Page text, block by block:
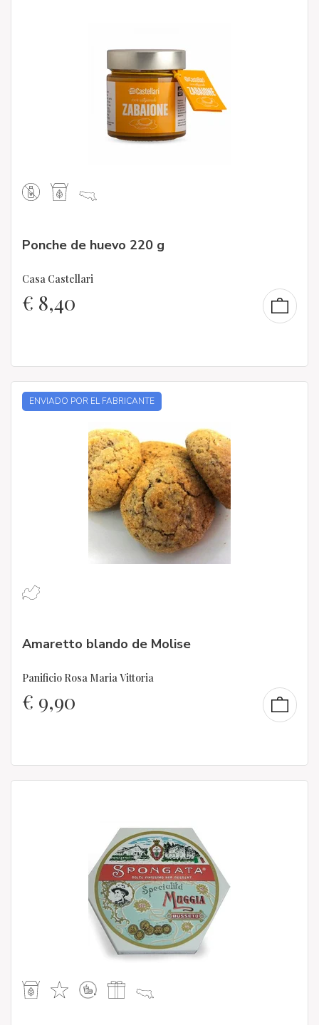
Ponche de huevo 220 g
Casa Castellari
€ 8,40
ENVIADO POR EL FABRICANTE
Amaretto blando de Molise
Panificio Rosa Maria Vittoria
€ 9,90